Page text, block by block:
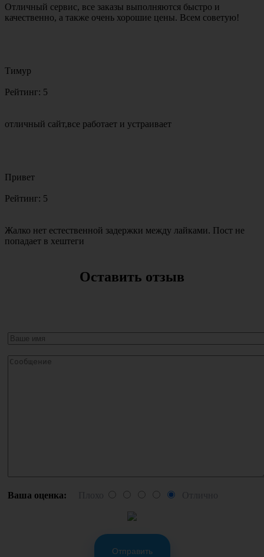
Отличный сервис, все заказы выполняются быстро и
качественно, а также очень хорошие цены. Всем советую!
Тимур
Рейтинг: 5
отличный сайт,все работает и устраивает
Привет
Рейтинг: 5
Жалко нет естественной задержки между лайками. Пост не
попадает в хештеги
Оставить отзыв
Ваша оценка:
Отправить